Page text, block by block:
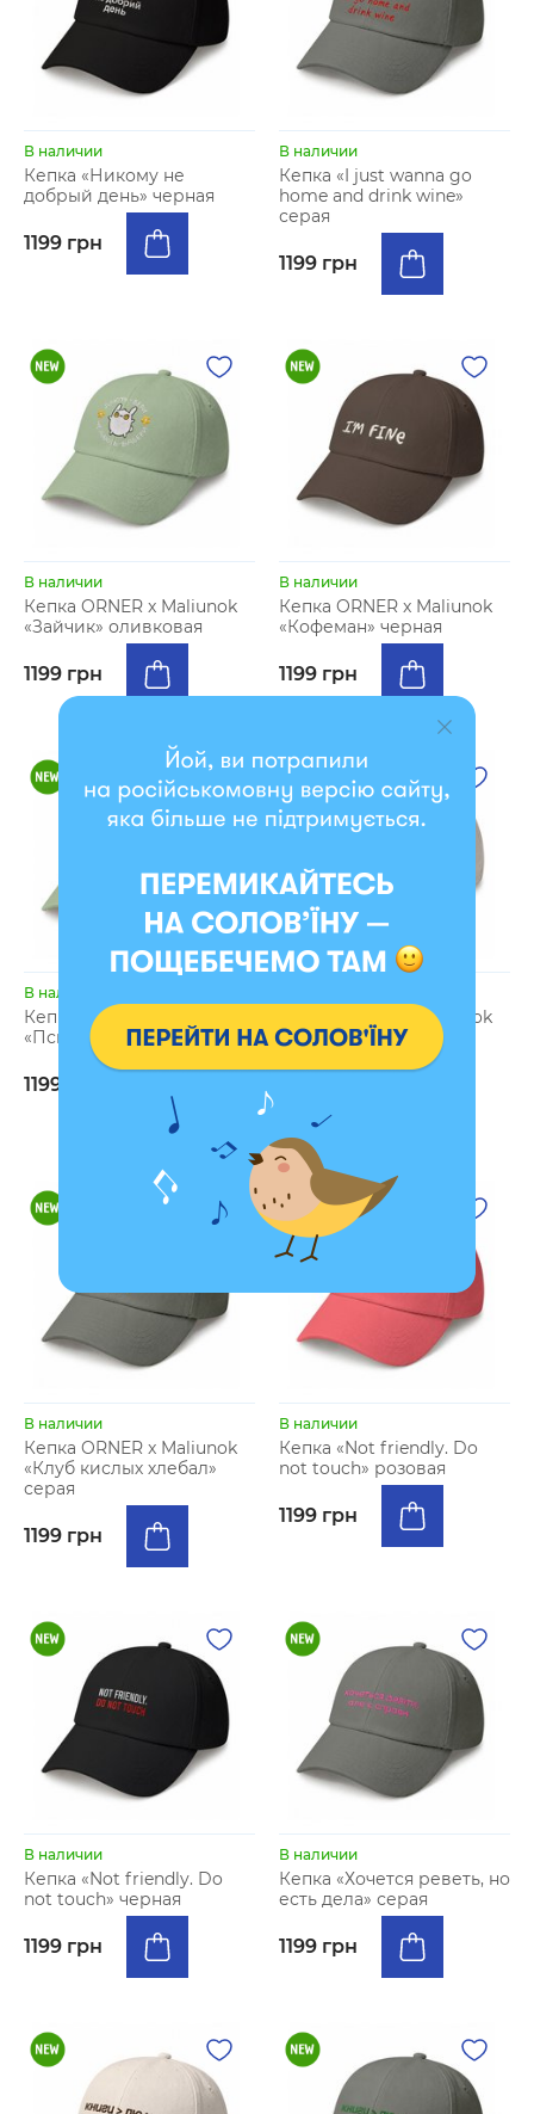
В наличии
Кепка «Никому не
добрый день» черная
1199 грн
В наличии
Кепка «I just wanna go
home and drink wine»
серая
1199 грн
В наличии
Кепка ORNER x Maliunok
«Зайчик» оливковая
1199 грн
В наличии
Кепка ORNER x Maliunok
«Кофеман» черная
1199 грн
В наличии
Кепка ORNER x Maliunok
«Психушка» оливковая
1199 грн
Кепка ORNER x Maliunok
«Клуб кислых хлебал»
В наличии
Кепка ORNER x Maliunok
«Клуб кислых хлебал»
серая
1199 грн
В наличии
Кепка «Not friendly. Do
not touch» розовая
1199 грн
В наличии
Кепка «Not friendly. Do
not touch» черная
1199 грн
В наличии
Кепка «Хочется реветь, но
есть дела» серая
1199 грн